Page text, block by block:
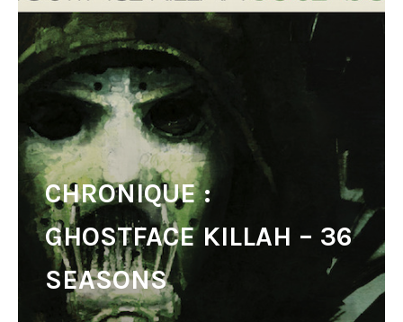
CHRONIQUE :
GHOSTFACE KILLAH – 36
SEASONS